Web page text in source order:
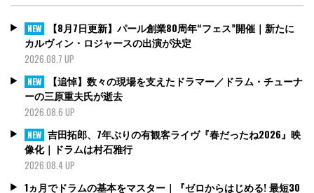
NEW
【8月7日更新】パール創業80周年“フェス”開催｜新たに
カルヴィン・ロジャースの出演が決定
2026.08.7 UP
NEW
【追悼】数々の現場を支えたドラマー／ドラム・チューナ
ーの三原重夫氏が逝去
2026.08.6 UP
NEW 吉田拓郎、7年ぶりの有観客ライヴ『春だったね2026』映
像化｜ドラムは村石雅行
2026.08.4 UP
1ヵ月でドラムの基本をマスター｜『ゼロからはじめる! 最短30